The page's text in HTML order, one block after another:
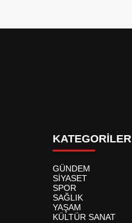
KATEGORİLER
GÜNDEM
SİYASET
SPOR
SAĞLIK
YAŞAM
KÜLTÜR SANAT